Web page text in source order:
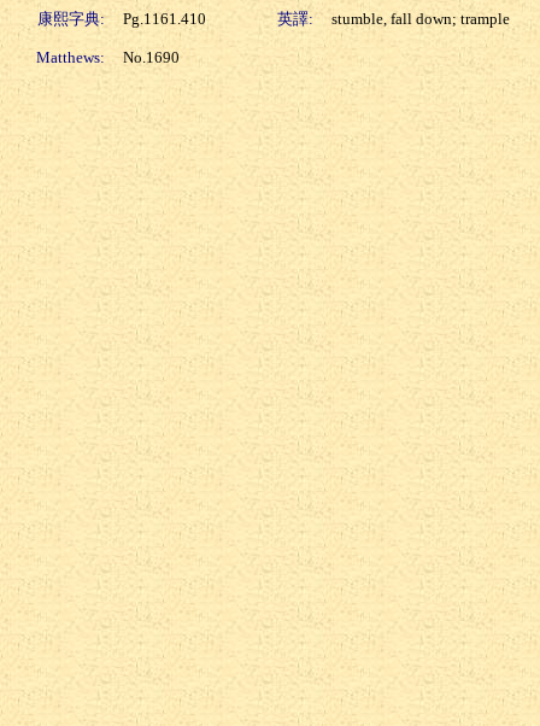
康熙字典: Pg.1161.410 英譯: stumble, fall down; trample
Matthews: No.1690